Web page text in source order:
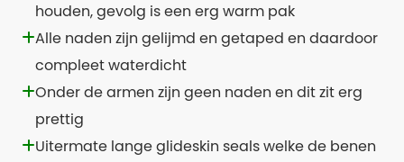
houden, gevolg is een erg warm pak
Alle naden zijn gelijmd en getaped en daardoor
compleet waterdicht
Onder de armen zijn geen naden en dit zit erg
prettig
Uitermate lange glideskin seals welke de benen